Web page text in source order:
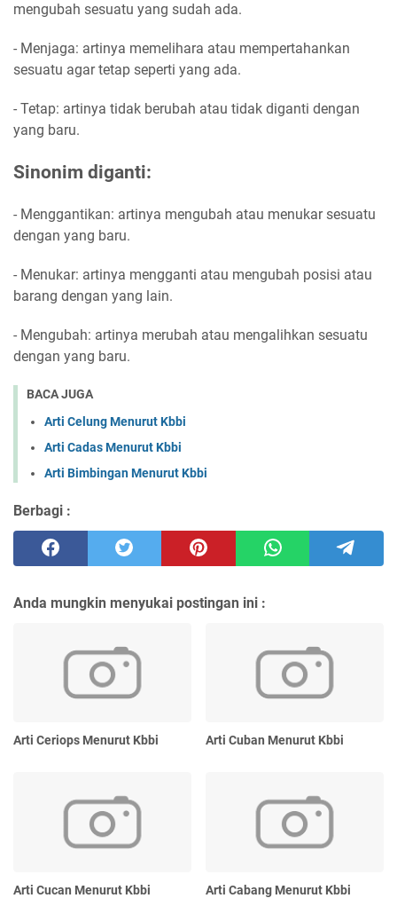
mengubah sesuatu yang sudah ada.
- Menjaga: artinya memelihara atau mempertahankan
sesuatu agar tetap seperti yang ada.
- Tetap: artinya tidak berubah atau tidak diganti dengan
yang baru.
Sinonim diganti:
- Menggantikan: artinya mengubah atau menukar sesuatu
dengan yang baru.
- Menukar: artinya mengganti atau mengubah posisi atau
barang dengan yang lain.
- Mengubah: artinya merubah atau mengalihkan sesuatu
dengan yang baru.
BACA JUGA
Arti Celung Menurut Kbbi
Arti Cadas Menurut Kbbi
Arti Bimbingan Menurut Kbbi
Berbagi :
Anda mungkin menyukai postingan ini :
Arti Ceriops Menurut Kbbi Arti Cuban Menurut Kbbi
Arti Cucan Menurut Kbbi Arti Cabang Menurut Kbbi